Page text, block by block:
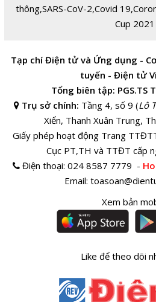
thông,SARS-CoV-2,Covid 19,
Cup 2021
Tạp chí Điện tử và Ứng dụng -
tuyến - Điện tử
Tổng biên tập: PGS.TS
Trụ sở chính: Tầng 4, số 9 (Lô
Xiển, Thanh Xuân Trung,
Giấy phép hoạt động Trang
Cục PT,TH và TTĐT cấp
Điện thoại:024 8587 7779 -
Email:
Xem bản
Like để theo dõi